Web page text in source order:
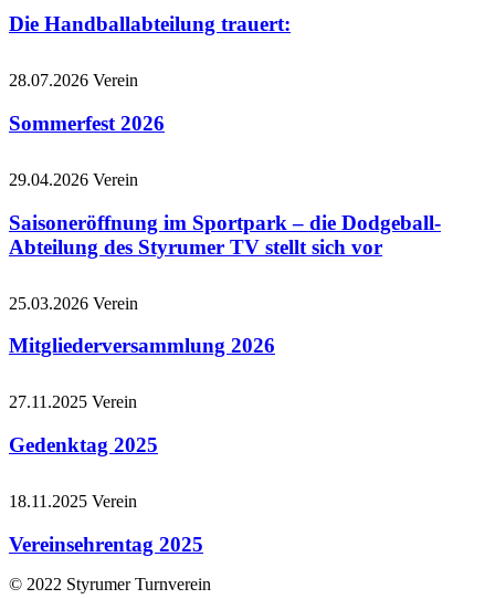
Die Handballabteilung trauert:
28.07.2026 Verein
Sommerfest 2026
29.04.2026 Verein
Saisoneröffnung im Sportpark – die Dodgeball-
Abteilung des Styrumer TV stellt sich vor
25.03.2026 Verein
Mitgliederversammlung 2026
27.11.2025 Verein
Gedenktag 2025
18.11.2025 Verein
Vereinsehrentag 2025
© 2022 Styrumer Turnverein